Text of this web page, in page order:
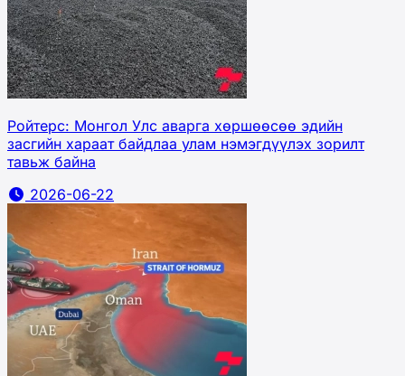
Ройтерс: Монгол Улс аварга хөршөөсөө эдийн
засгийн хараат байдлаа улам нэмэгдүүлэх зорилт
тавьж байна
2026-06-22